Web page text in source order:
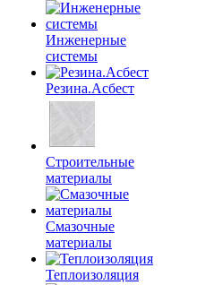
Инженерные
системы
Резина.Асбест
Строительные
материалы
Смазочные
материалы
Теплоизоляция